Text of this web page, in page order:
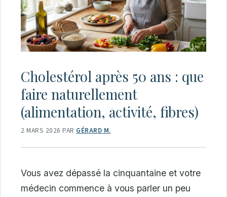
Cholestérol après 50 ans : que
faire naturellement
(alimentation, activité, fibres)
2 MARS 2026 PAR GÉRARD M.
Vous avez dépassé la cinquantaine et votre
médecin commence à vous parler un peu